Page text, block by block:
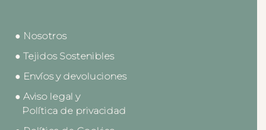
● Nosotros
● Tejidos Sostenibles
● Envíos y devoluciones
● Aviso legal y
Política de privacidad